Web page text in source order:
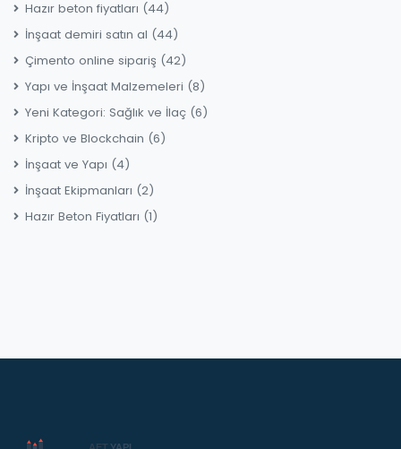
Hazır beton fiyatları (44)
İnşaat demiri satın al (44)
Çimento online sipariş (42)
Yapı ve İnşaat Malzemeleri (8)
Yeni Kategori: Sağlık ve İlaç (6)
Kripto ve Blockchain (6)
İnşaat ve Yapı (4)
İnşaat Ekipmanları (2)
Hazır Beton Fiyatları (1)